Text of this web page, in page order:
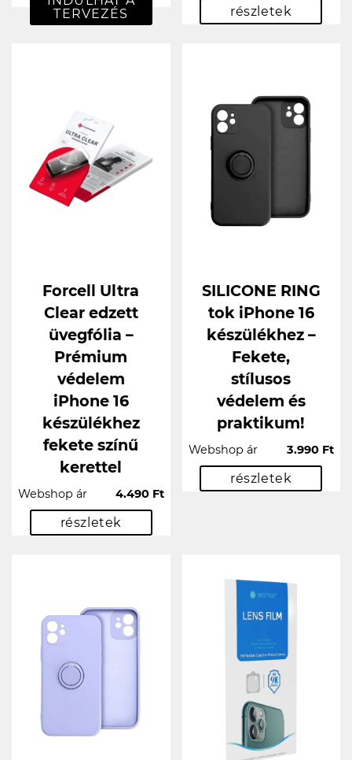
TERVEZÉS
részletek
Forcell Ultra
Clear edzett
üvegfólia –
Prémium
védelem
iPhone 16
készülékhez
fekete színű
kerettel
Webshop ár 4.490 Ft
részletek
SILICONE RING
tok iPhone 16
készülékhez –
Fekete,
stílusos
védelem és
praktikum!
Webshop ár 3.990 Ft
részletek